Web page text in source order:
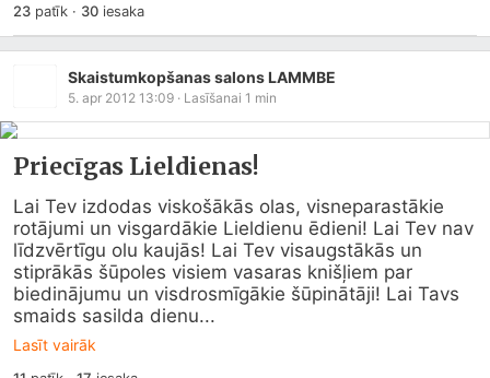
23patīk · 30iesaka
Skaistumkopšanas salons LAMMBE
5. apr 2012 13:09 · Lasīšanai 1 min
Priecīgas Lieldienas!
Lai Tev izdodas viskošākās olas, visneparastākie
rotājumi un visgardākie Lieldienu ēdieni! Lai Tev nav
līdzvērtīgu olu kaujās! Lai Tev visaugstākās un
stiprākās šūpoles visiem vasaras knišļiem par
biedinājumu un visdrosmīgākie šūpinātāji! Lai Tavs
smaids sasilda dienu...
Lasīt vairāk